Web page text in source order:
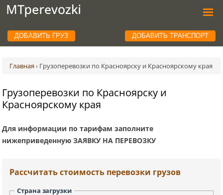
ДОБАВИТЬ ГРУЗ ДОБАВИТЬ ТРАНСПОРТ
Главная › Грузоперевозки по Красноярску и Красноярскому края
Грузоперевозки по Красноярску и
Красноярскому края
Для информации по тарифам заполните
нижеприведенную ЗАЯВКУ НА ПЕРЕВОЗКУ
Рассчитать стоимость перевозки грузов
Страна загрузки